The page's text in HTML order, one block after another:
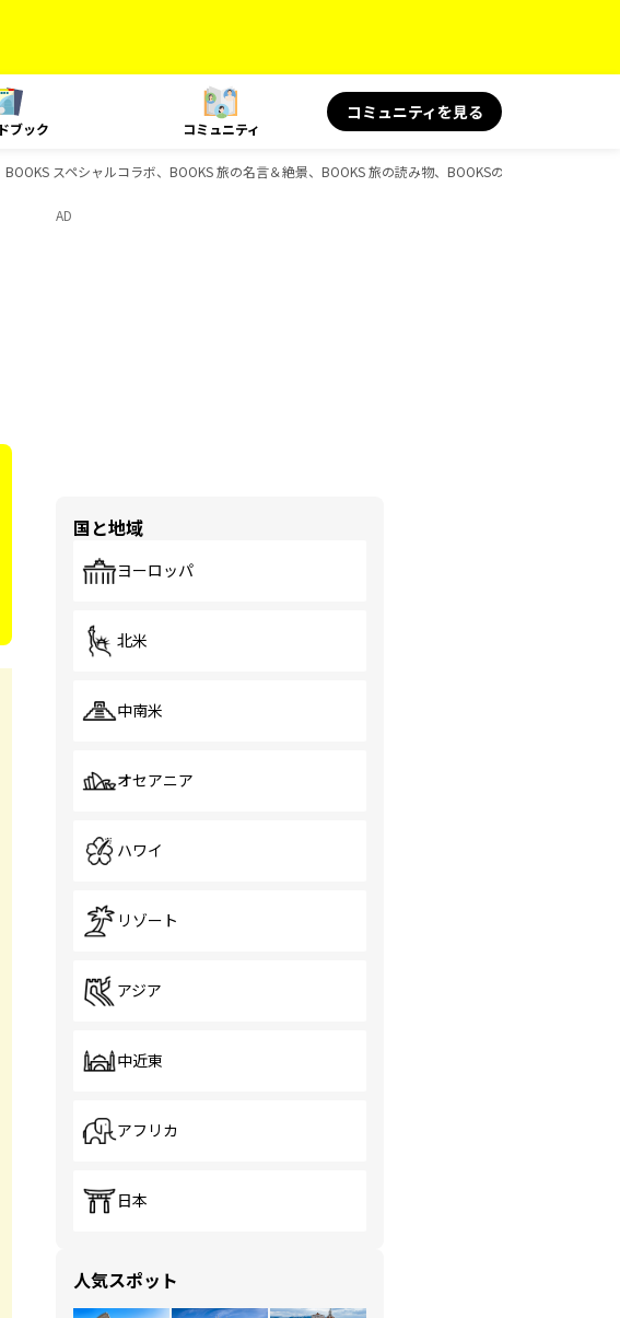
ブック コミュニティ
コミュニティを見る
スペシャルコラボ、BOOKS 旅の名言＆絶景、BOOKS 旅の読み物、BOOKSのガイドブック一覧
AD
国と地域
ヨーロッパ
北米
中南米
オセアニア
ハワイ
リゾート
アジア
中近東
アフリカ
日本
人気スポット